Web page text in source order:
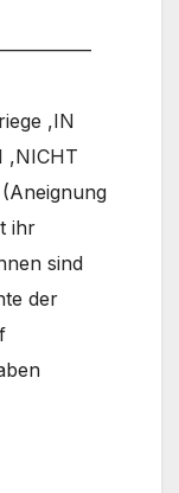
,IN
,NICHT
ihr
sind
der